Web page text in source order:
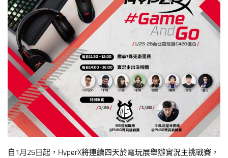
自1月25日起，HyperX將連續四天於電玩展舉辦實況主挑戰賽，